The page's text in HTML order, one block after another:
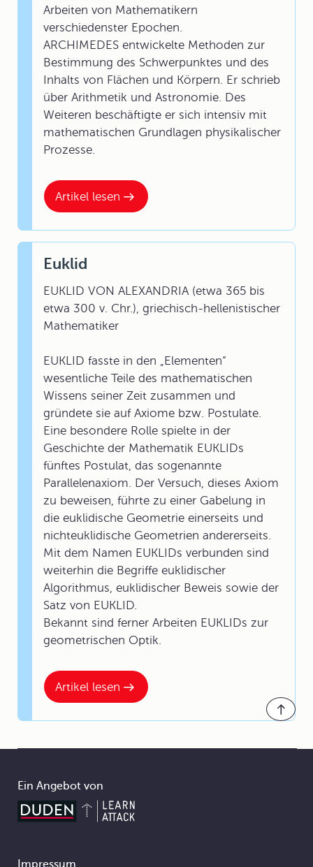
Artikel lesen
Arbeiten von Mathematikern
verschiedenster Epochen.
ARCHIMEDES entwickelte Methoden zur
Bestimmung des Schwerpunktes und des
Inhalts von Flächen und Körpern. Er schrieb
über Arithmetik und Astronomie. Des
Weiteren beschäftigte er sich intensiv mit
mathematischen Grundlagen physikalischer
Prozesse.
Artikel lesen
Euklid
EUKLID VON ALEXANDRIA (etwa 365 bis
etwa 300 v. Chr.), griechisch-hellenistischer
Mathematiker
EUKLID fasste in den „Elementen“
wesentliche Teile des mathematischen
Wissens seiner Zeit zusammen und
gründete sie auf Axiome bzw. Postulate.
Eine besondere Rolle spielte in der
Geschichte der Mathematik EUKLIDs
fünftes Postulat, das sogenannte
Parallelenaxiom. Der Versuch, dieses Axiom
zu beweisen, führte zu einer Gabelung in
die euklidische Geometrie einerseits und
nichteuklidische Geometrien andererseits.
Mit dem Namen EUKLIDs verbunden sind
weiterhin die Begriffe euklidischer
Algorithmus, euklidischer Beweis sowie der
Satz von EUKLID.
Bekannt sind ferner Arbeiten EUKLIDs zur
geometrischen Optik.
Ein Angebot von
Impressum